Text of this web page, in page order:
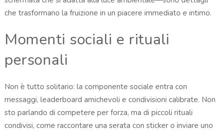
che trasformano la fruizione in un piacere immediato e intimo.
Momenti sociali e rituali
personali
Non è tutto solitario: la componente sociale entra con
messaggi, leaderboard amichevoli e condivisioni calibrate. Non
sto parlando di competere per forza, ma di piccoli rituali
condivisi, come raccontare una serata con sticker o inviare uno